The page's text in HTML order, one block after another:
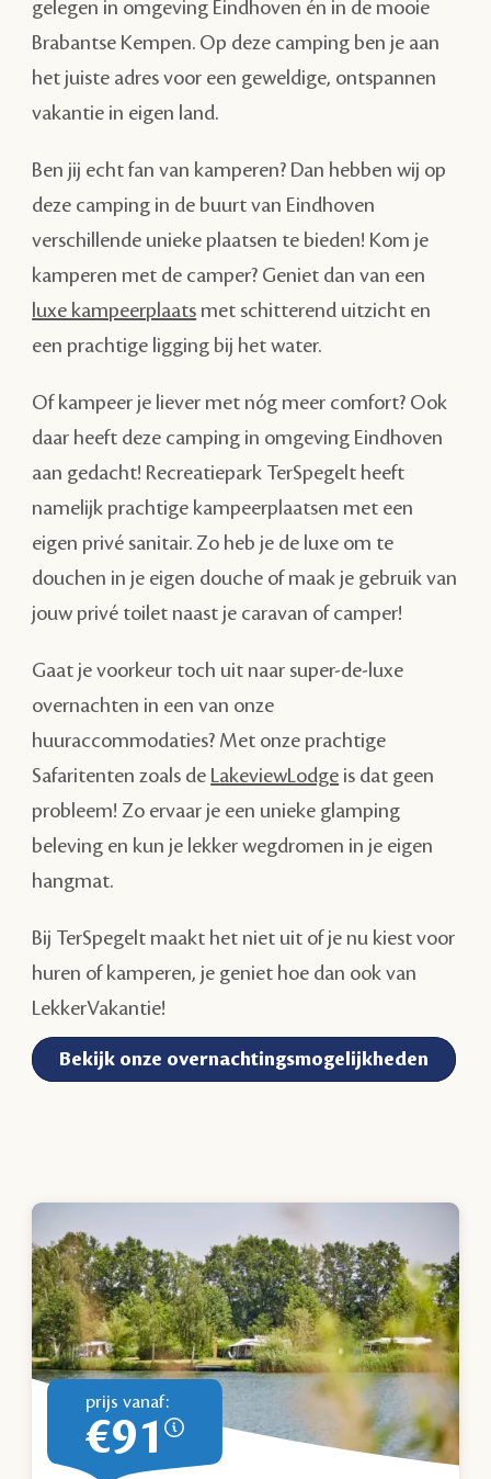
gelegen in omgeving Eindhoven én in de mooie
Brabantse Kempen. Op deze camping ben je aan
het juiste adres voor een geweldige, ontspannen
vakantie in eigen land.
Ben jij echt fan van kamperen? Dan hebben wij op
deze camping in de buurt van Eindhoven
verschillende unieke plaatsen te bieden! Kom je
kamperen met de camper? Geniet dan van een
luxe kampeerplaats met schitterend uitzicht en
een prachtige ligging bij het water.
Of kampeer je liever met nóg meer comfort? Ook
daar heeft deze camping in omgeving Eindhoven
aan gedacht! Recreatiepark TerSpegelt heeft
namelijk prachtige kampeerplaatsen met een
eigen privé sanitair. Zo heb je de luxe om te
douchen in je eigen douche of maak je gebruik van
jouw privé toilet naast je caravan of camper!
Gaat je voorkeur toch uit naar super-de-luxe
overnachten in een van onze
huuraccommodaties? Met onze prachtige
Safaritenten zoals de LakeviewLodge is dat geen
probleem! Zo ervaar je een unieke glamping
beleving en kun je lekker wegdromen in je eigen
hangmat.
Bij TerSpegelt maakt het niet uit of je nu kiest voor
huren of kamperen, je geniet hoe dan ook van
LekkerVakantie!
Bekijk onze overnachtingsmogelijkheden
prijs vanaf:
€91